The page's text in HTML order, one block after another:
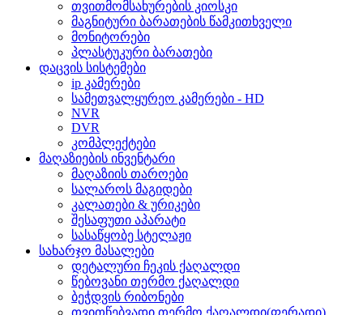
თვითმომსახურების კიოსკი
მაგნიტური ბარათების წამკითხველი
მონიტორები
პლასტუკური ბარათები
დაცვის სისტემები
ip კამერები
სამეთვალყურეო კამერები - HD
NVR
DVR
კომპლექტები
მაღაზიების ინვენტარი
მაღაზიის თაროები
სალაროს მაგიდები
კალათები & ურიკები
შესაფუთი აპარატი
სასაწყობე სტელაჟი
სახარჯო მასალები
დეტალური ჩეკის ქაღალდი
წებოვანი თერმო ქაღალდი
ბეჭდვის რიბონები
თვითწებვადი თერმო ქაღალდი(ფერადი)